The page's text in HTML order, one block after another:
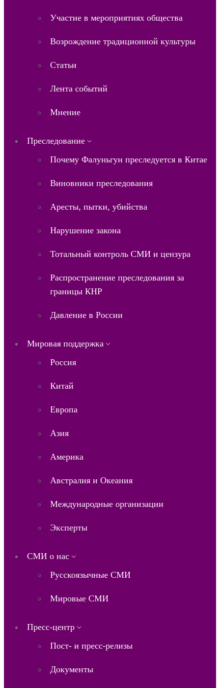
Участие в мероприятиях общества
Возрождение традиционной культуры
Статьи
Лента событий
Мнение
Преследование
Почему Фалуньгун преследуется в Китае
Виновники преследования
Аресты, пытки, убийства
Нарушение закона
Тотальный контроль СМИ и цензура
Распространение преследования за
границы КНР
Давление в России
Мировая поддержка
Россия
Китай
Европа
Азия
Америка
Австралия и Океания
Международные организации
Эксперты
СМИ о нас
Русскоязычные СМИ
Мировые СМИ
Пресс-центр
Пост- и пресс-релизы
Документы